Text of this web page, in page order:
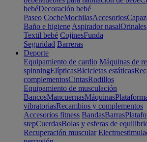
bebéDecoración bebé
Paseo CocheMochilasAccesorios
Baño e higiene Aspirador nasalOrinales
Textil bebé CojinesFunda
Seguridad Barreras
Deporte
Equipamiento de cardio Máquinas de
spinningElípticasBicicletas estáticas
complementosCintasRodillos
Equipamiento de musculación
BancosMancuernasMáquinas
vibratoriasRecambios y complementos
Accesorios fitness BandasBarras
stepCuerdasBolas y esferas de
Recuperación muscular